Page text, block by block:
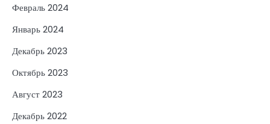
Февраль 2024
Январь 2024
Декабрь 2023
Октябрь 2023
Август 2023
Декабрь 2022